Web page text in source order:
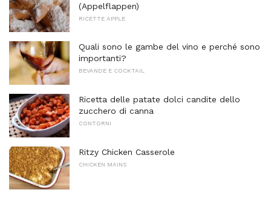
(Appelflappen)
RICETTE APPLE
Quali sono le gambe del vino e perché sono
importanti?
BEVANDE E COCKTAIL
Ricetta delle patate dolci candite dello
zucchero di canna
CONTORNI
Ritzy Chicken Casserole
CHICKEN MAINS